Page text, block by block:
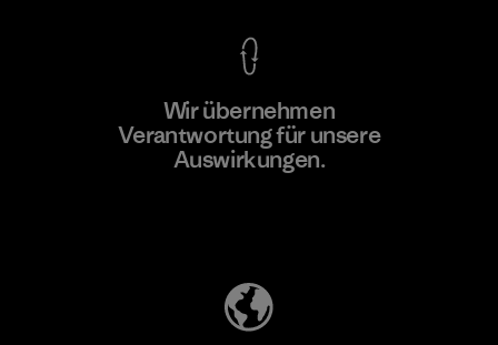
Wir übernehmen
Verantwortung für unsere
Auswirkungen.